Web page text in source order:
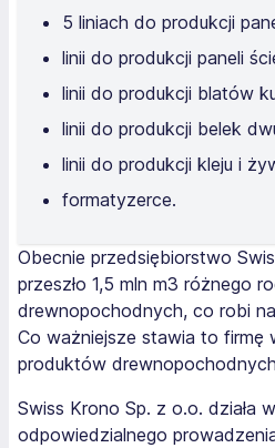
5 liniach do produkcji
linii do produkcji paneli
linii do produkcji blatów
linii do produkcji belek
linii do produkcji kleju i
formatyzerce.
Obecnie przedsiębiorstwo
przeszło 1,5 mln m3 różnego
drewnopochodnych, co robi
Co ważniejsze stawia to firmę
produktów
Swiss Krono Sp. z o.o. działa
odpowiedzialnego